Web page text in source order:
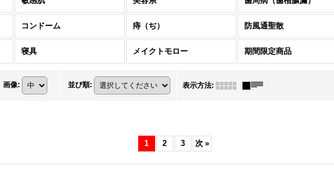
コンドーム 痔（ぢ） 防風通聖散
寝具 メイクトモロー 期間限定商品
画像: 並び順: 表示方法:
1 2 3 次 »